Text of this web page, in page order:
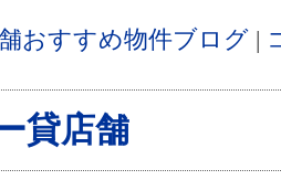
おすすめ物件ブログ |
貸店舗